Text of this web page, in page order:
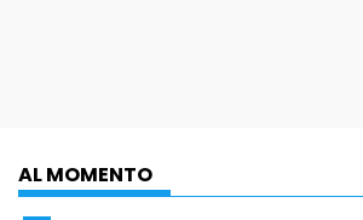
AL MOMENTO